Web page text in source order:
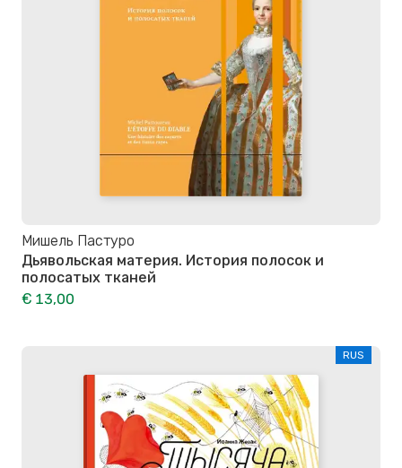
Мишель Пастуро
Дьявольская материя. История полосок и
полосатых тканей
€ 13,00
RUS